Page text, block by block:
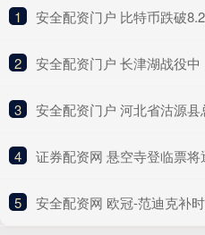
1 安全配资门户 比特币跌破
2 安全配资门户 长津湖战役中，杨根思抱
3 安全配资门户 河北省沽源县总工
4 证券配资网 悬空寺登临票将逐年减量供给，景区：
5 安全配资网 欧冠-范迪克补